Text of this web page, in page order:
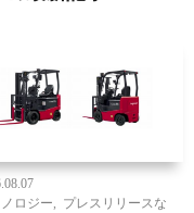
ロジー
プレスリリースな